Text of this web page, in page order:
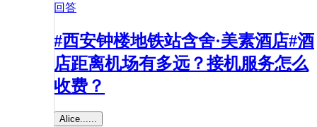
回答
#西安钟楼地铁站含舍·美素酒店#酒
店距离机场有多远？接机服务怎么
收费？
Alice......